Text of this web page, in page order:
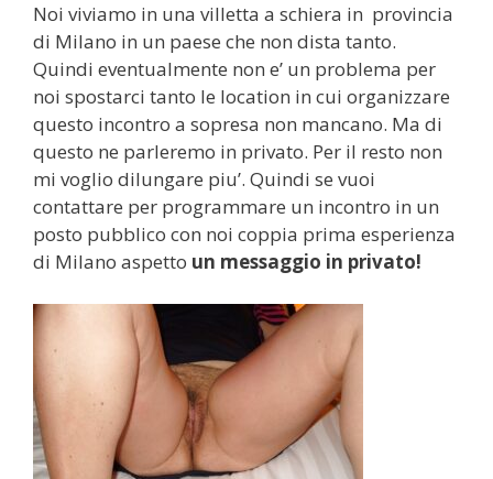
Noi viviamo in una villetta a schiera in provincia
di Milano in un paese che non dista tanto.
Quindi eventualmente non e’ un problema per
noi spostarci tanto le location in cui organizzare
questo incontro a sopresa non mancano. Ma di
questo ne parleremo in privato. Per il resto non
mi voglio dilungare piu’. Quindi se vuoi
contattare per programmare un incontro in un
posto pubblico con noi coppia prima esperienza
di Milano aspetto un messaggio in privato!